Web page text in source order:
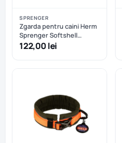
SPRENGER
Zgarda pentru caini Herm
Sprenger Softshell
reglabila - L/XL - Negru
122,00 lei